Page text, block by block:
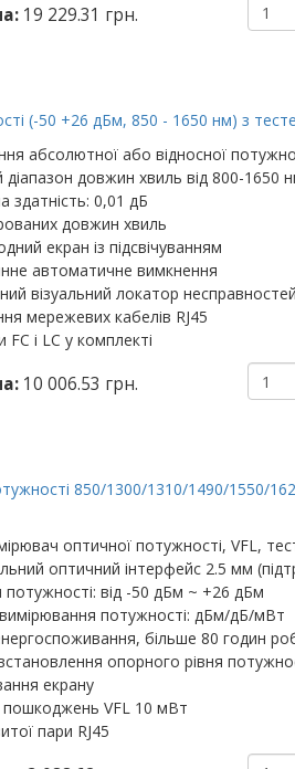
19 229.31 грн.
(-50 +26 дБм, 850 - 1650 нм) з
абсолютної або відносної
довжин хвиль від 800-1650
здатність: 0,01 дБ
довжин хвиль
екран із підсвічуванням
автоматичне вимкнення
візуальний локатор
мережевих кабелів RJ45
FC і LC у комплекті
10 006.53 грн.
850/1300/1310/1490/1550/
оптичної потужності, VFL,
оптичний інтерфейс 2.5 мм
потужності: від -50 дБм ~ +26 дБм
потужності: дБм/дБ/мВт
більше 80 годин
опорного рівня
екрану
VFL 10 мВт
пари RJ45